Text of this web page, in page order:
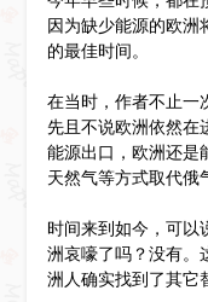
因为缺少能源的欧洲
的最佳时间。
在当时，作者不止一
先且不说欧洲依然在
能源出口，欧洲还是
天然气等方式取代俄
时间来到如今，可以
洲哀嚎了吗？没有。
洲人确实找到了其它